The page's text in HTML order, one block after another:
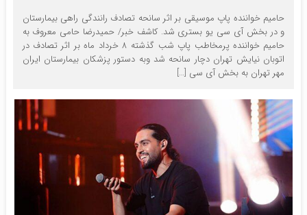
حامیم خواننده پاپ موسیقی بر اثر سانحه تصادف رانندگی راهی بیمارستان
و در بخش آی سی یو بستری شد. کاشف خبر/ حمیدرضا حامی معروف به
حامیم خواننده پرمخاطب پاپ شب گذشته ۸ خرداد ماه بر اثر تصادف در
اتوبان نیایش تهران دچار سانحه شد وبه دستور پزشکان بیمارستان ایران
مهر تهران به بخش آی سی […]